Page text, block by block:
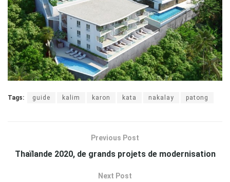
Tags: guide kalim karon kata nakalay patong
Previous Post
Thaïlande 2020, de grands projets de modernisation
Next Post